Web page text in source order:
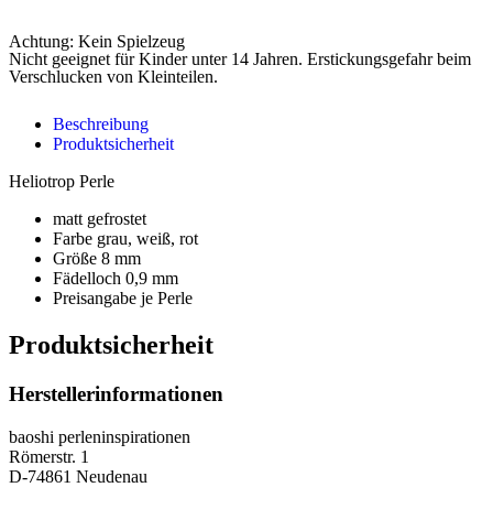
Achtung: Kein Spielzeug
Nicht geeignet für Kinder unter 14 Jahren. Erstickungsgefahr beim
Verschlucken von Kleinteilen.
Beschreibung
Produktsicherheit
Heliotrop Perle
matt gefrostet
Farbe grau, weiß, rot
Größe 8 mm
Fädelloch 0,9 mm
Preisangabe je Perle
Produktsicherheit
Herstellerinformationen
baoshi perleninspirationen
Römerstr. 1
D-74861 Neudenau